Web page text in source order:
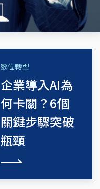
數位轉型
企業導入AI為
何卡關？6個
關鍵步驟突破
瓶頸
看更多